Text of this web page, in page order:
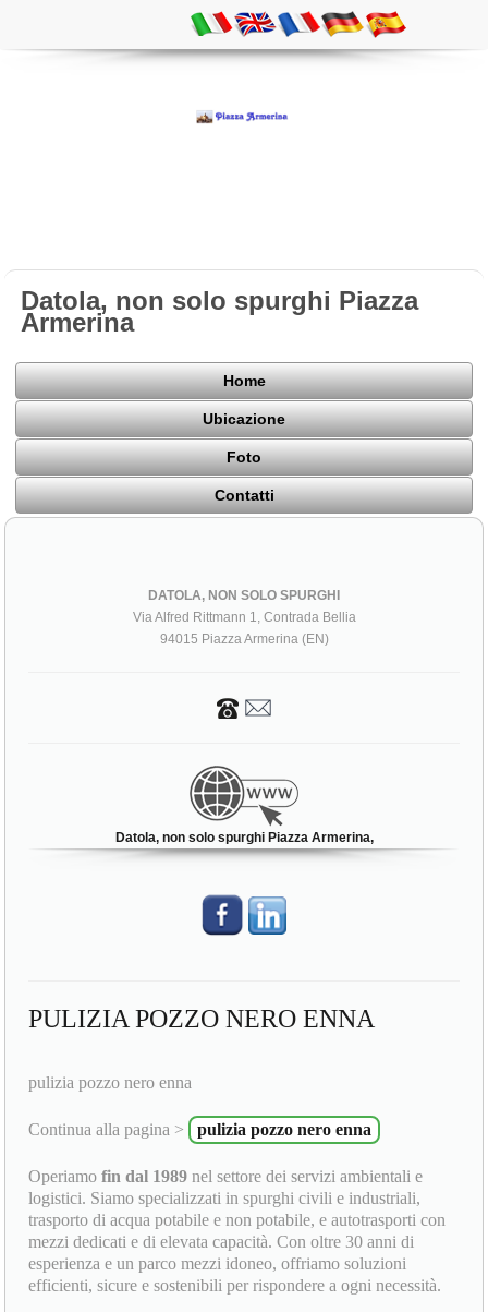
Datola, non solo spurghi Piazza
Armerina
Home
Ubicazione
Foto
Contatti
DATOLA, NON SOLO SPURGHI
Via Alfred Rittmann 1, Contrada Bellia
94015 Piazza Armerina (EN)
Datola, non solo spurghi Piazza Armerina,
PULIZIA POZZO NERO ENNA
pulizia pozzo nero enna
Continua alla pagina > pulizia pozzo nero enna
Operiamofin dal 1989 nel settore dei servizi ambientali e
logistici. Siamo specializzati in spurghi civili e industriali,
trasporto di acqua potabile e non potabile, e autotrasporti con
mezzi dedicati e di elevata capacità. Con oltre 30 anni di
esperienza e un parco mezzi idoneo, offriamo soluzioni
efficienti, sicure e sostenibili per rispondere a ogni necessità.